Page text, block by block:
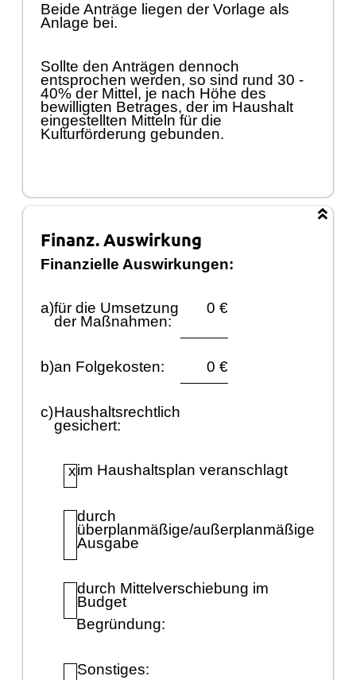
Beide Anträge liegen der Vorlage als
Anlage bei.
Sollte den Anträgendennoch
entsprochen werden, so sind rund30 -
40% der Mittel, je nach Höhe des
bewilligten Betrages, der im Haushalt
eingestellten Mitteln für die
Kulturförderunggebunden.
Finanz. Auswirkung
Finanzielle Auswirkungen:
a)für die Umsetzung
der Maßnahmen:
0 €
b)an Folgekosten: 0 €
c)Haushaltsrechtlich
gesichert:
xim Haushaltsplan veranschlagt
durch
überplanmäßige/außerplanmäßige
Ausgabe
durch Mittelverschiebung im
Budget
Begründung:
Sonstiges: